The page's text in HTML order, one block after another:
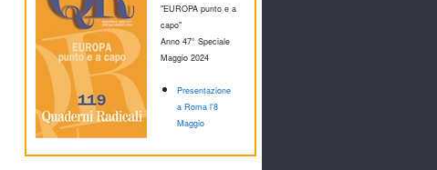
"EUROPA punto e a
capo"
Anno 47° Speciale
Maggio 2024
Presentazione
a Roma l'8
Maggio